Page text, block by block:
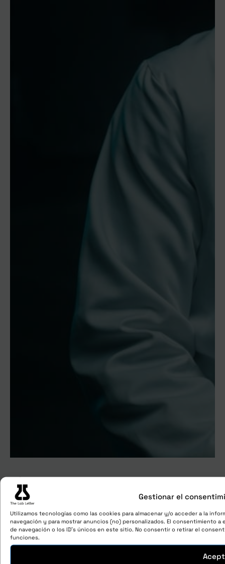
Gestionar el
Utilizamos tecnologías como las cookies para almacenar y/o acceder a la
navegación y para mostrar anuncios (no) personalizados. El consentimiento
de navegación o los ID's únicos en este sitio. No consentir o retirar el
funciones.
multiplicar X4 tu alcance en redes con un
simple cambio
Más atención + clientes:para que la gente te
compre, primero necesitas que te atiendan… y
te damos una forma de hacerlo que los
periódicos y revistas usan cada día para